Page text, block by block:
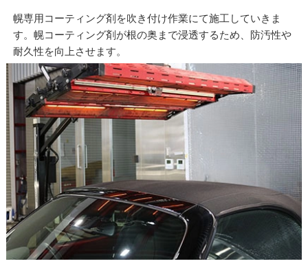
幌専用コーティング剤を吹き付け作業にて施工していきま
す。幌コーティング剤が根の奥まで浸透するため、防汚性や
耐久性を向上させます。